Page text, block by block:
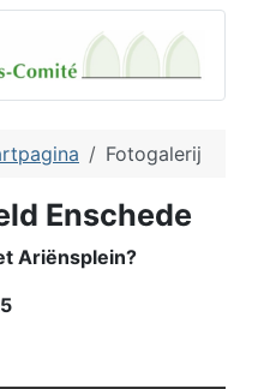
Fotogalerij
Enschede
Ariënsplein?